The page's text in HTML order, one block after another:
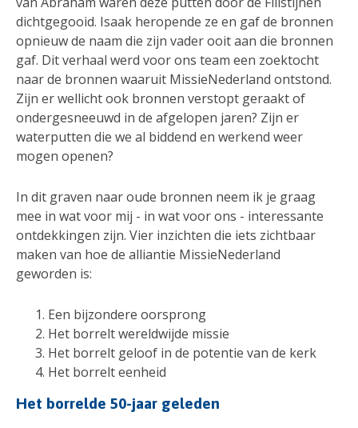
dichtgegooid. Isaak heropende ze en gaf de bronnen
opnieuw de naam die zijn vader ooit aan die bronnen
gaf. Dit verhaal werd voor ons team een zoektocht
naar de bronnen waaruit MissieNederland ontstond.
Zijn er wellicht ook bronnen verstopt geraakt of
ondergesneeuwd in de afgelopen jaren? Zijn er
waterputten die we al biddend en werkend weer
mogen openen?
In dit graven naar oude bronnen neem ik je graag
mee in wat voor mij - in wat voor ons - interessante
ontdekkingen zijn. Vier inzichten die iets zichtbaar
maken van hoe de alliantie MissieNederland
geworden is:
Een bijzondere oorsprong
Het borrelt wereldwijde missie
Het borrelt geloof in de potentie van de kerk
Het borrelt eenheid
Het borrelde 50-jaar geleden